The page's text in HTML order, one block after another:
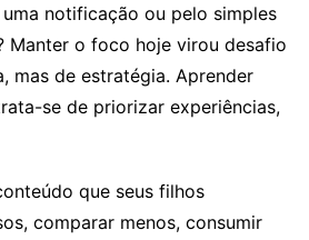
notificação ou pelo simples
Manter o foco hoje virou desafio
mas de estratégia. Aprender
se de priorizar experiências,
que seus filhos
comparar menos, consumir